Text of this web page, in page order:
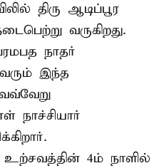
திரு ஆடிப்பூர
வருகிறது.
நாதர்
இந்த
நாச்சியார்
4ம் நாளில்